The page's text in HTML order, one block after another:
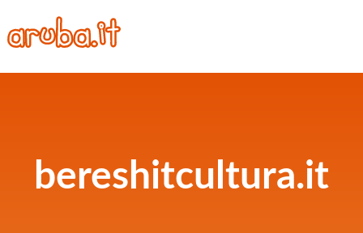
bereshitcultura.it